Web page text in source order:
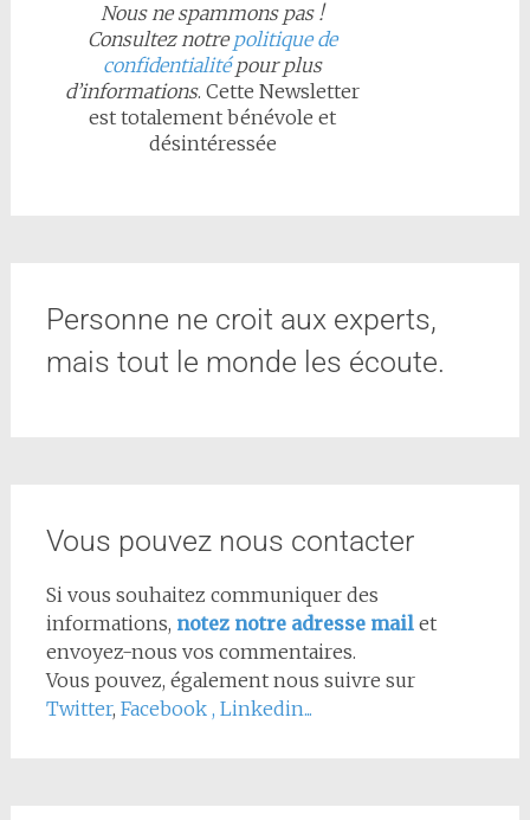
Nous ne spammons pas !
Consultez notrepolitique de
confidentialitépour plus
d’informations. Cette Newsletter
est totalement bénévole et
désintéressée
Personne ne croit aux experts,
mais tout le monde les écoute.
Vous pouvez nous contacter
Si vous souhaitez communiquer des
informations, notez notre adresse mail et
envoyez-nous vos commentaires.
Vous pouvez, également nous suivre sur
Twitter, Facebook , Linkedin...